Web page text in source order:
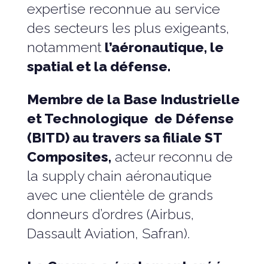
expertise reconnue au service
des secteurs les plus exigeants,
notammentl’aéronautique, le
spatial et la défense.
Membre de la Base Industrielle
et Technologique de Défense
(BITD) au travers sa filiale ST
Composites, acteur reconnu de
la supply chain aéronautique
avec une clientèle de grands
donneurs d’ordres (Airbus,
Dassault Aviation, Safran).